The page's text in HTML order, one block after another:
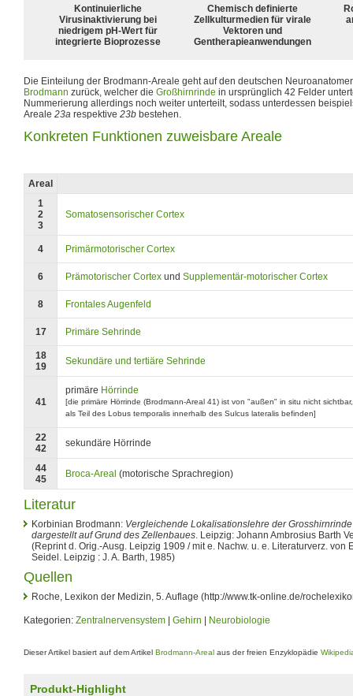
Kontinuierliche
Virusinaktivierung bei
niedrigem pH-Wert für
integrierte Bioprozesse
Chemisch definierte
Zellkulturmedien für virale
Vektoren und
Gentherapieanwendungen
Die Einteilung der Brodmann-Areale geht auf den deutschen
Brodmann zurück, welcher die Großhirnrinde in ursprünglich 42 Felder
Nummerierung allerdings noch weiter unterteilt, sodass unterdessen
Areale 23a respektive 23b bestehen.
Konkreten Funktionen zuweisbare Areale
Areal
1
2
3
Somatosensorischer Cortex
4 Primärmotorischer Cortex
6 Prämotorischer Cortex und Supplementär-motorischer Cortex
8 Frontales Augenfeld
17 Primäre Sehrinde
18
19
Sekundäre und tertiäre Sehrinde
41
primäre Hörrinde
[die primäre Hörrinde (Brodmann-Areal 41) ist von "außen" in situ nicht
als Teil des Lobus temporalis innerhalb des Sulcus lateralis befinden]
22
42
sekundäre Hörrinde
44
45
Broca-Areal (motorische Sprachregion)
Literatur
Korbinian Brodmann: Vergleichende Lokalisationslehre der
dargestellt auf Grund des Zellenbaues. Leipzig: Johann Ambrosius Barth
(Reprint d. Orig.-Ausg. Leipzig 1909 / mit e. Nachw. u. e. Literaturverz. von
Seidel. Leipzig : J. A. Barth, 1985)
Quellen
Roche, Lexikon der Medizin, 5. Auflage (http://www.tk-online.de/
Kategorien: Zentralnervensystem Gehirn Neurobiologie
Dieser Artikel basiert auf dem Artikel Brodmann-Areal aus der freien Enzyklopädie
Produkt-Highlight